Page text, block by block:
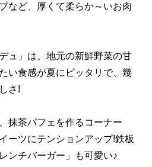
など、厚くて柔らか～いお肉
ュ」は、地元の新鮮野菜の甘
い食感が夏にピッタリで、幾
さ!
抹茶パフェを作るコーナー
ーツにテンションアップ!鉄板
ンチバーガー」も可愛い♪